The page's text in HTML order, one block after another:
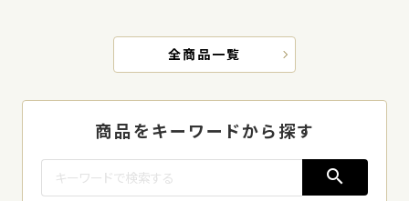
全商品一覧
商品をキーワードから探す
search